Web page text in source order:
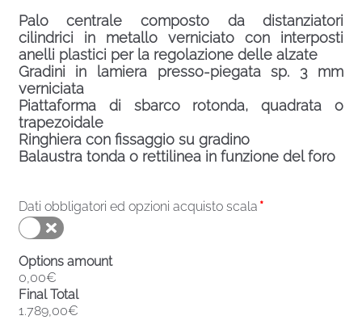
Palo centrale composto da distanziatori
cilindrici in metallo verniciato con interposti
anelli plastici per la regolazione delle alzate
Gradini in lamiera presso-piegata sp. 3 mm
verniciata
Piattaforma di sbarco rotonda, quadrata o
trapezoidale
Ringhiera con fissaggio su gradino
Balaustra tonda o rettilinea in funzione del foro
Dati obbligatori ed opzioni acquisto scala *
Options amount
0,00€
Final Total
1.789,00€